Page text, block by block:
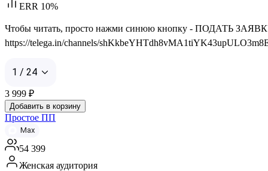
ERR 10%
Чтобы читать, просто нажми синюю кнопку - ПОДАТЬ ЗАЯВКУ
https://telega.in/channels/
1 / 24
3 999 ₽
Добавить в корзину
Простое ПП
Max
54 399
Женская аудитория